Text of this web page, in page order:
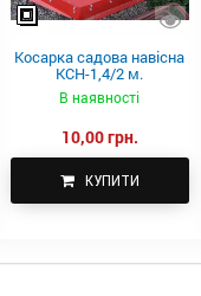
Косарка садова навісна
КСН-1,4/2 м.
В наявності
10,00 грн.
КУПИТИ